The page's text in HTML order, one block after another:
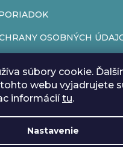
súbory cookie.
webu vyjadrujete
informáciítu.
Nastavenie
OSOBNÝCH